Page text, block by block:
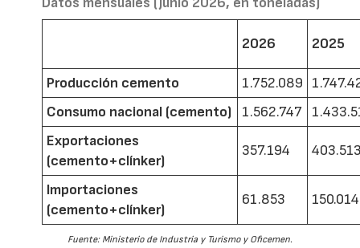
2026 2025
Producción cemento 1.752.089
Consumo nacional (cemento)
1.562.747
Exportaciones
(cemento+clínker)
357.194
Importaciones
(cemento+clínker)
61.853 150.014
Fuente: Ministerio de Industria y Turismo y Oficemen.